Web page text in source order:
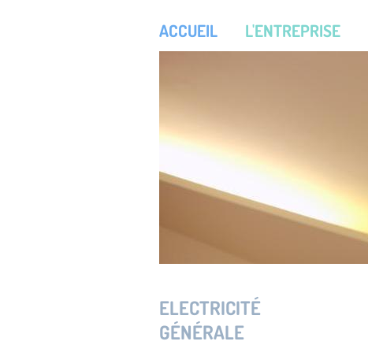
ACCUEIL L'ENTREPRISE
ELECTRICITÉ
GÉNÉRALE